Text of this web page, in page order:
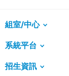
組室/中心
系統平台
招生資訊